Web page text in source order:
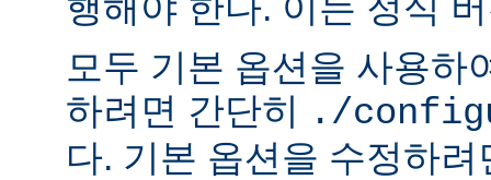
모두 기본 옵션을 사용하
하려면 간단히 ./
다. 기본 옵션을 수정하